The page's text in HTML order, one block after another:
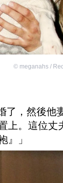
© meganahs /
了，然後他
上。這位丈
』」